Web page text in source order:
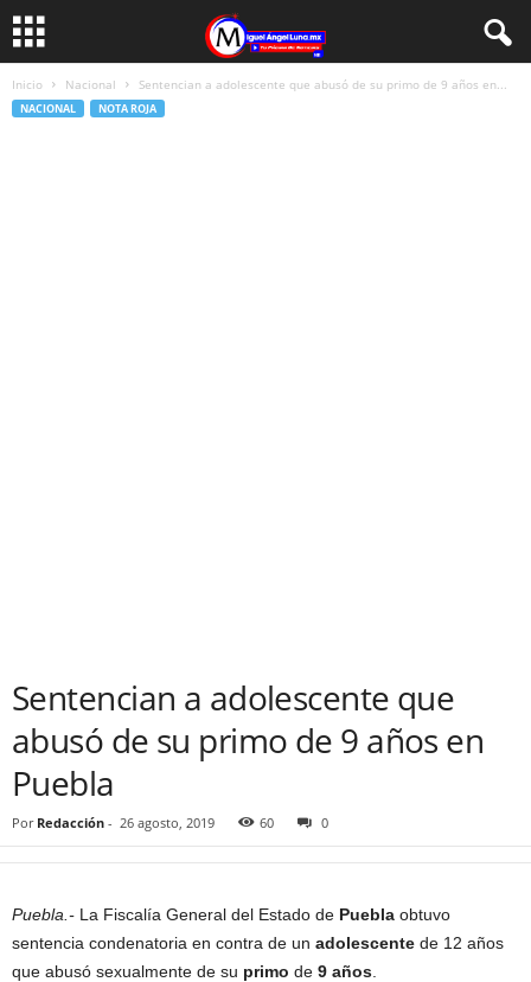
Inicio Nacional Sentencian a adolescente que abusó de su primo de 9 años en...
NACIONAL NOTA ROJA
Sentencian a adolescente que
abusó de su primo de 9 años en
Puebla
Por Redacción - 26 agosto, 2019 60 0
Puebla.- La Fiscalía General del Estado de Puebla obtuvo
sentencia condenatoria en contra de un adolescente de 12 años
que abusó sexualmente de su primo de 9 años